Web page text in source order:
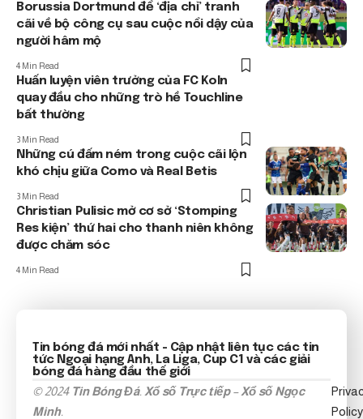
Borussia Dortmund để ‘địa chỉ’ tranh
cãi về bộ công cụ sau cuộc nổi dậy của
người hâm mộ
4 Min Read
Huấn luyện viên trưởng của FC Koln
quay đầu cho những trò hề Touchline
bất thường
3 Min Read
Những cú đấm ném trong cuộc cãi lộn
khó chịu giữa Como và Real Betis
3 Min Read
Christian Pulisic mở cơ sở ‘Stomping
Res kiện’ thứ hai cho thanh niên không
được chăm sóc
4 Min Read
Tin bóng đá mới nhất - Cập nhật liên tục các tin
tức Ngoại hạng Anh, La Liga, Cup C1 và các giải
bóng đá hàng đầu thế giới
© 2024 Tin Bóng Đá. Xổ số Trực tiếp–Xổ số Ngọc
Minh.
Policy